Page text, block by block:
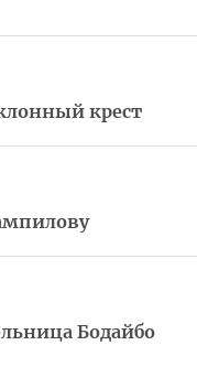
крест
Бодайбо